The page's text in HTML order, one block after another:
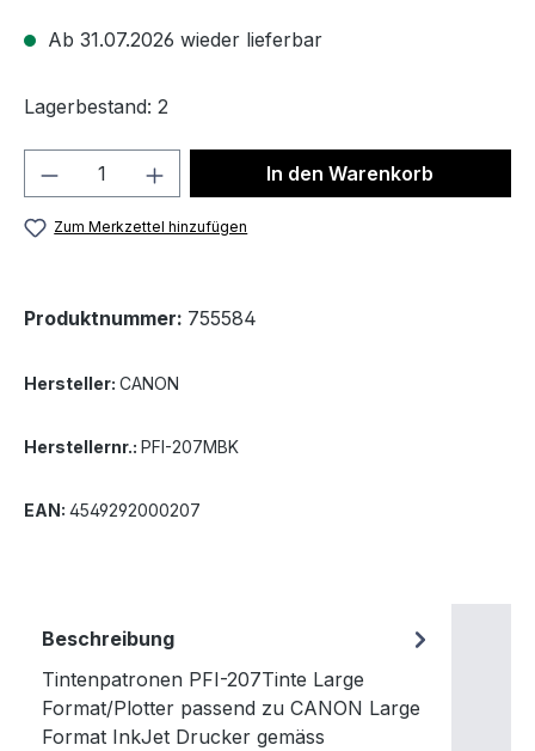
Ab 31.07.2026 wieder lieferbar
Lagerbestand: 2
Produkt Anzahl: Gib denIn den Warenkorb
Zum Merkzettel hinzufügen
Produktnummer: 755584
Hersteller: CANON
Herstellernr.: PFI-207MBK
EAN: 4549292000207
Beschreibung
Tintenpatronen PFI-207Tinte Large
Format/Plotter passend zu CANON Large
Format InkJet Drucker gemäss